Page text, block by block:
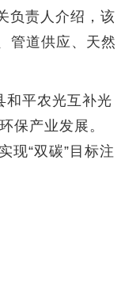
负责人介绍，该
管道供应、天然
平农光互补光
保产业发展。
现“双碳”目标注